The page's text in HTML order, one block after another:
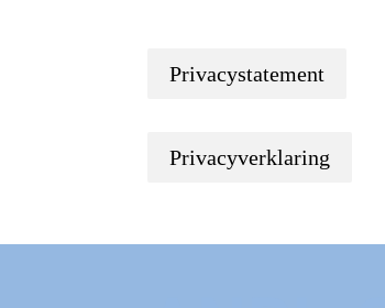
Privacystatement
Privacyverklaring